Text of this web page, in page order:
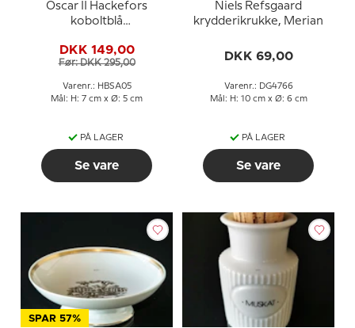
Oscar II Hackefors
koboltblå
DKK 149,00
Før: DKK 295,00
Varenr.: HBSA05
Mål: H: 7 cm x Ø: 5 cm
PÅ LAGER
Se vare
Niels Refsgaard
krydderikrukke, Merian
DKK 69,00
Varenr.: DG4766
Mål: H: 10 cm x Ø: 6 cm
PÅ LAGER
Se vare
SPAR 57%